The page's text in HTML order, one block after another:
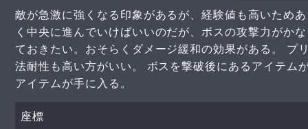
敵が急激に強くなる印象があるが、経験値も高いため
く中央に進んでいけばいいのだが、ボスの攻撃力がか
ておきたい。おそらくダメージ緩和の効果がある。 プ
法耐性も高い方がいい。 ボスを撃破後にあるアイテム
アイテムが手に入る。
座標